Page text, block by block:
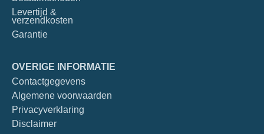
Levertijd &
verzendkosten
Garantie
OVERIGE INFORMATIE
Contactgegevens
Algemene voorwaarden
Privacyverklaring
Disclaimer